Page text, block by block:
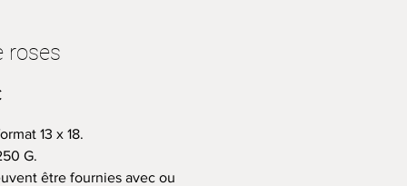
roses
Prix
13 x 18.
G.
être fournies avec ou